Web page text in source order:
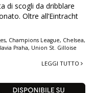
di scogli da dribblare
Oltre all’Eintracht
, Champions League, Chelsea,
Praha, Union St. Gilloise
LEGGI TUTTO